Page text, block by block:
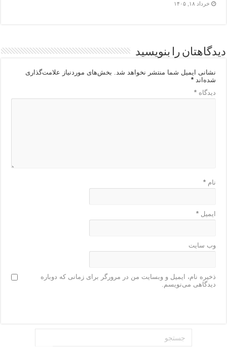
خرداد ۱۸, ۱۴۰۵
دیدگاهتان را بنویسید
نشانی ایمیل شما منتشر نخواهد شد. بخش‌های موردنیاز علامت‌گذاری
شده‌اند*
دیدگاه*
نام*
ایمیل*
وب‌ سایت
ذخیره نام، ایمیل و وبسایت من در مرورگر برای زمانی که دوباره
دیدگاهی می‌نویسم.